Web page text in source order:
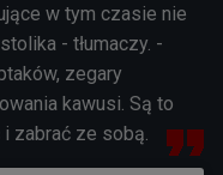
w tym czasie nie
- tłumaczy. -
zegary
kawusi. Są to
zabrać ze sobą.